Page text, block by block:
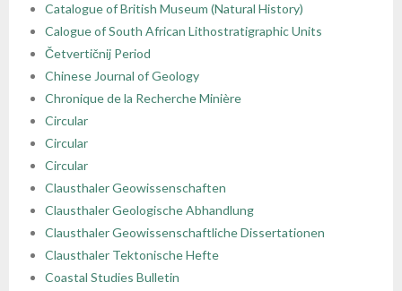
- - Uchwały bieżące
- - Oddział Poznański
- - Oddział Szczeciński
- - Oddział Świętokrzyski
- - Oddział Warszawski
- - Oddział Wrocławski
- - Sekcja Paleontologiczna
- - Sekcja Sedymentologiczna
- - Sekcja Sozologii
- - Polish & Slovak Working Group of the Jurassic
System PGS
- - II Kongres Geologiczny
- - III Kongres Geologiczny
- - IV Kongres Geologiczny
- - Archiwum zjazdów
- Inne konferencje
- - POKOS – Polska Konferencja
Sedymentologiczna
- Warsztaty
- Członkowie wspierający i partnerzy
- Opłaty
- Katalog czasopism
- Katalog map
- Przewodniki Zjazdów Naukowych PTGeol
- Materiały Kongresowe
- Inne materiały konferencyjne
- Annales Societatis Geologorum Poloniae
- Posiedzenia Naukowe PTGeol
Linki
Galerie
- 100-lecie PTGeol
Catalogue of British Museum (Natural History)
Calogue of South African Lithostratigraphic Units
Četvertičnij Period
Chinese Journal of Geology
Chronique de la Recherche Minière
Circular
Circular
Circular
Clausthaler Geowissenschaften
Clausthaler Geologische Abhandlung
Clausthaler Geowissenschaftliche Dissertationen
Clausthaler Tektonische Hefte
Coastal Studies Bulletin